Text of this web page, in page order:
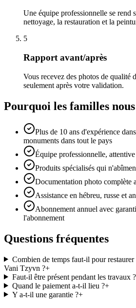
Une équipe professionnelle se rend
nettoyage, la restauration et la
5
Rapport avant/après
Vous recevez des photos de qualité
seulement après votre validation.
Pourquoi les familles
Plus de 10 ans d'expérience
monuments dans tout le pays
Équipe professionnelle,
Produits spécialisés qui
Documentation photo complète
Assistance en hébreu, russe et
Abonnement annuel avec
l'abonnement
Questions fréquentes
Combien de temps faut-il pour restaurer
Vani Tzyvn ?+
Faut-il être présent pendant les travaux ?
Quand le paiement a-t-il lieu ?+
Y a-t-il une garantie ?+